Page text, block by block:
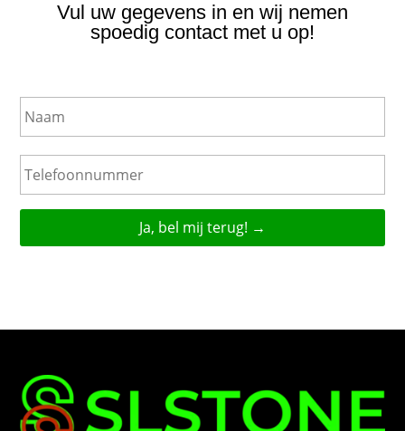
Vul uw gegevens in en wij nemen
spoedig contact met u op!
N
a
a
T
e
l
e
o
m
r